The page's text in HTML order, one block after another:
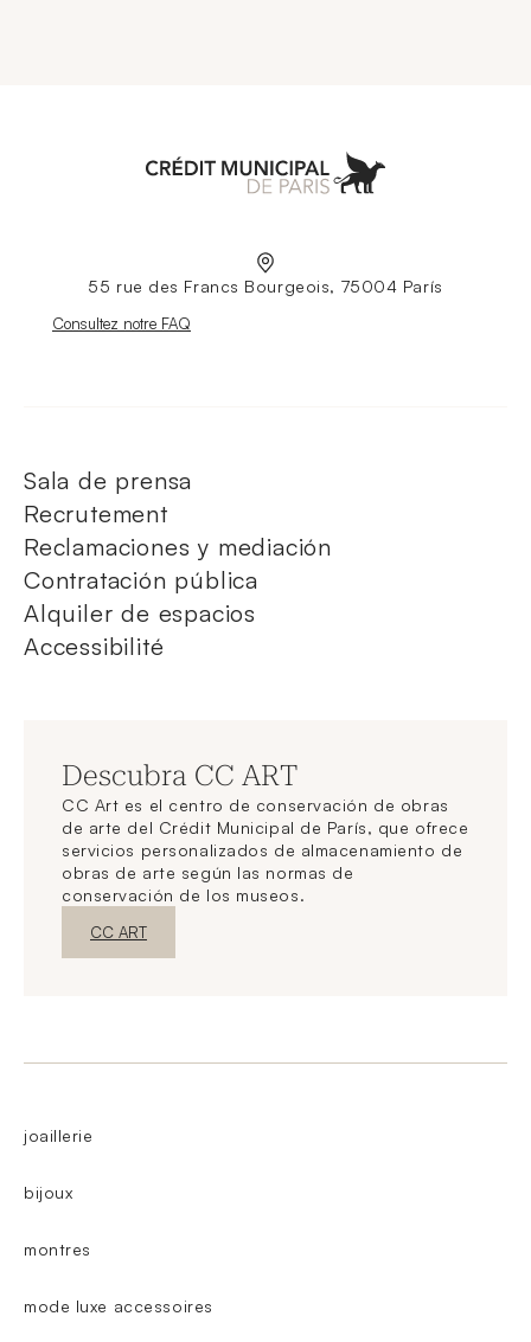
55 rue des Francs Bourgeois, 75004 París
Nouvelle fenêtre
Consultez notre FAQ
Sala de prensa
Recrutement
Reclamaciones y mediación
Contratación pública
Alquiler de espacios
Accessibilité
Descubra CC ART
CC Art es el centro de conservación de obras
de arte del Crédit Municipal de París, que ofrece
servicios personalizados de almacenamiento de
obras de arte según las normas de
conservación de los museos.
Nueva ventanaDescubrir
CC ART
joaillerie
bijoux
montres
mode luxe accessoires